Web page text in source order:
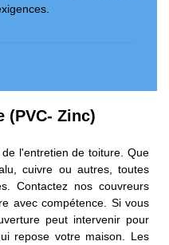
(PVC- Zinc)
l'entretien de toiture. Que
cuivre ou autres, toutes
Contactez nos couvreurs
avec compétence. Si vous
peut intervenir pour
repose votre maison. Les